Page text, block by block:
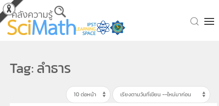
Skip to main content
Tag: ลำธาร